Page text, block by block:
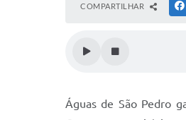
COMPARTILHAR
Águas de São Pedro